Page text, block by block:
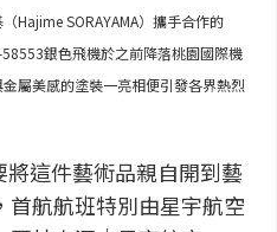
Hajime SORAYAMA）攜手合作的
58553銀色飛機於之前降落桃園國際機
屬美感的塗裝一亮相便引發各界熱烈